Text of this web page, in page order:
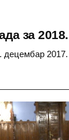
за
децембар 2017.